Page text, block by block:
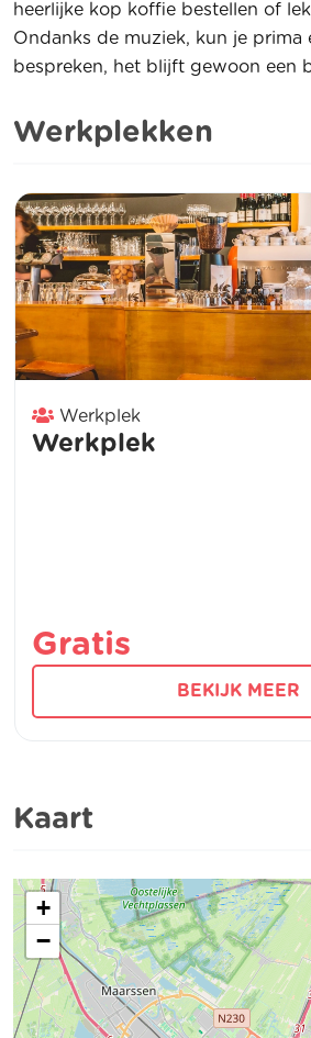
heerlijke kop koffie bestellen of
Ondanks de muziek, kun je prima
bespreken, het blijft gewoon een
Werkplekken
Werkplek
Werkplek
Gratis
BEKIJK MEER
Kaart
+
−